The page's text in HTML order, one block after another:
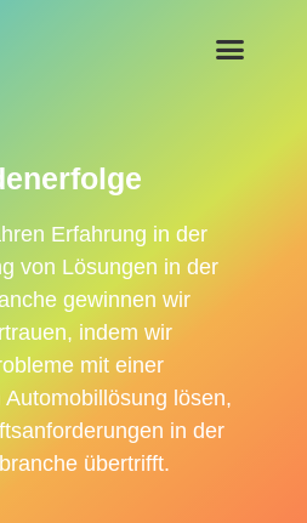
Erfahrung in der
von Lösungen in der
gewinnen wir
indem wir
mit einer
lösen,
in der
übertrifft.